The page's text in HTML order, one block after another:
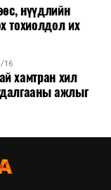
нүүдлийн
тохиолдол их
16
хамтран хил
ажлыг